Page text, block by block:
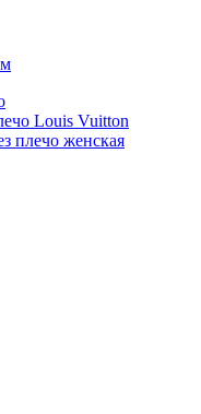
Louis Vuitton
плечо женская